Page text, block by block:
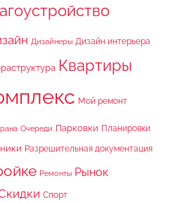
Дизайнеры Дизайн интерьера
Квартиры
Мой ремонт
Очереди Парковки Планировки
Разрешительная документация
Ремонты Рынок
Спорт